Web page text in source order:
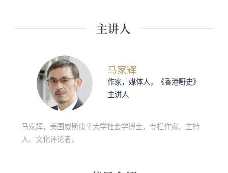
马家辉
作家，媒体人，《香港嘢史》
主讲人
马家辉，美国威斯康辛大学社会学博士，专栏作家、主持
人、文化评论者。